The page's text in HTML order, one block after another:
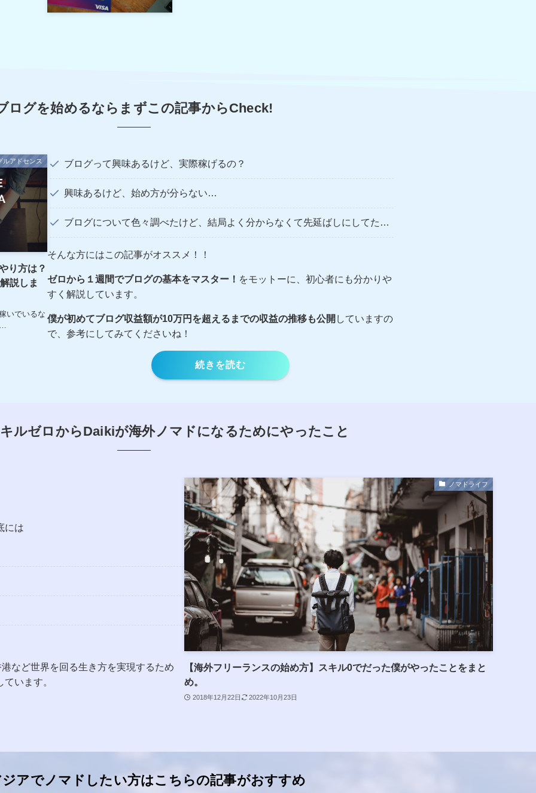
ログを始めるならまずこの記事からCheck!
ルアドセンス
り方は？
説しま
いでいるな
…
ブログって興味あるけど、実際稼げるの？
興味あるけど、始め方が分らない…
ブログについて色々調べたけど、結局よく分からなくて先延ばしにしてた…
そんな方にはこの記事がオススメ！！
ゼロから１週間でブログの基本をマスター！ をモットーに、初心者にも分かりや
すく解説しています。
僕が初めてブログ収益額が10万円を超えるまでの収益の推移も公開 していますの
で、参考にしてみてくださいね！
続きを読む
ルゼロからDaikiが海外ノマドになるためにやったこと
には
など世界を回る生き方を実現するため
います。
ノマドライフ
【海外フリーランスの始め方】スキル0でだった僕がやったことをまと
め。
2018年12月22日 2022年10月23日
アでノマドしたい方はこちらの記事がおすすめ